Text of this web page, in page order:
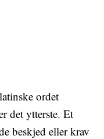
ordet
det ytterste. Et
beskjed eller krav